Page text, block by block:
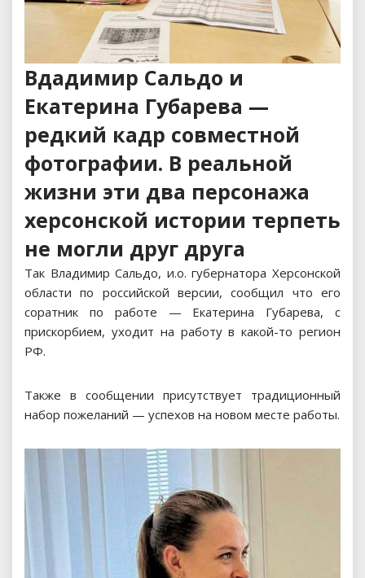
Вдадимир Сальдо и
Екатерина Губарева —
редкий кадр совместной
фотографии. В реальной
жизни эти два персонажа
херсонской истории терпеть
не могли друг друга
Так Владимир Сальдо, и.о. губернатора Херсонской
области по российской версии, сообщил что его
соратник по работе — Екатерина Губарева, с
прискорбием, уходит на работу в какой-то регион
РФ.
Также в сообщении присутствует традиционный
набор пожеланий — успехов на новом месте работы.